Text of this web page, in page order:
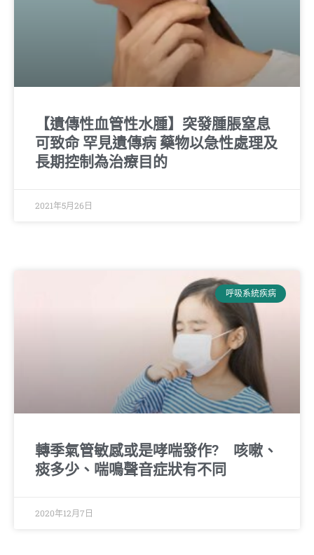
【遺傳性血管性水腫】突發腫脹窒息
可致命 罕見遺傳病 藥物以急性處理及
長期控制為治療目的
2021年5月26日
呼吸系統疾病
轉季氣管敏感或是哮喘發作? 咳嗽、
痰多少、喘鳴聲音症狀有不同
2020年12月7日